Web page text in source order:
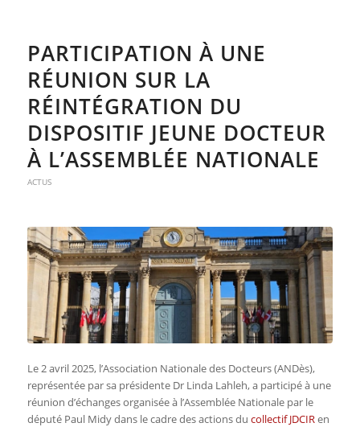
PARTICIPATION À UNE
RÉUNION SUR LA
RÉINTÉGRATION DU
DISPOSITIF JEUNE DOCTEUR
À L’ASSEMBLÉE NATIONALE
ACTUS
Le 2 avril 2025, l’Association Nationale des Docteurs (ANDès),
représentée par sa présidente Dr Linda Lahleh, a participé à une
réunion d’échanges organisée à l’Assemblée Nationale par le
député Paul Midy dans le cadre des actions du collectif JDCIRen